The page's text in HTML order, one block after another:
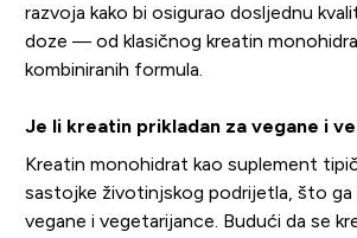
razvoja kako bi osigurao dosljednu
doze — od klasičnog kreatin
kombiniranih formula.
Je li kreatin prikladan za vegane i
Kreatin monohidrat kao suplement
sastojke životinjskog podrijetla, što ga
vegane i vegetarijance. Budući da se